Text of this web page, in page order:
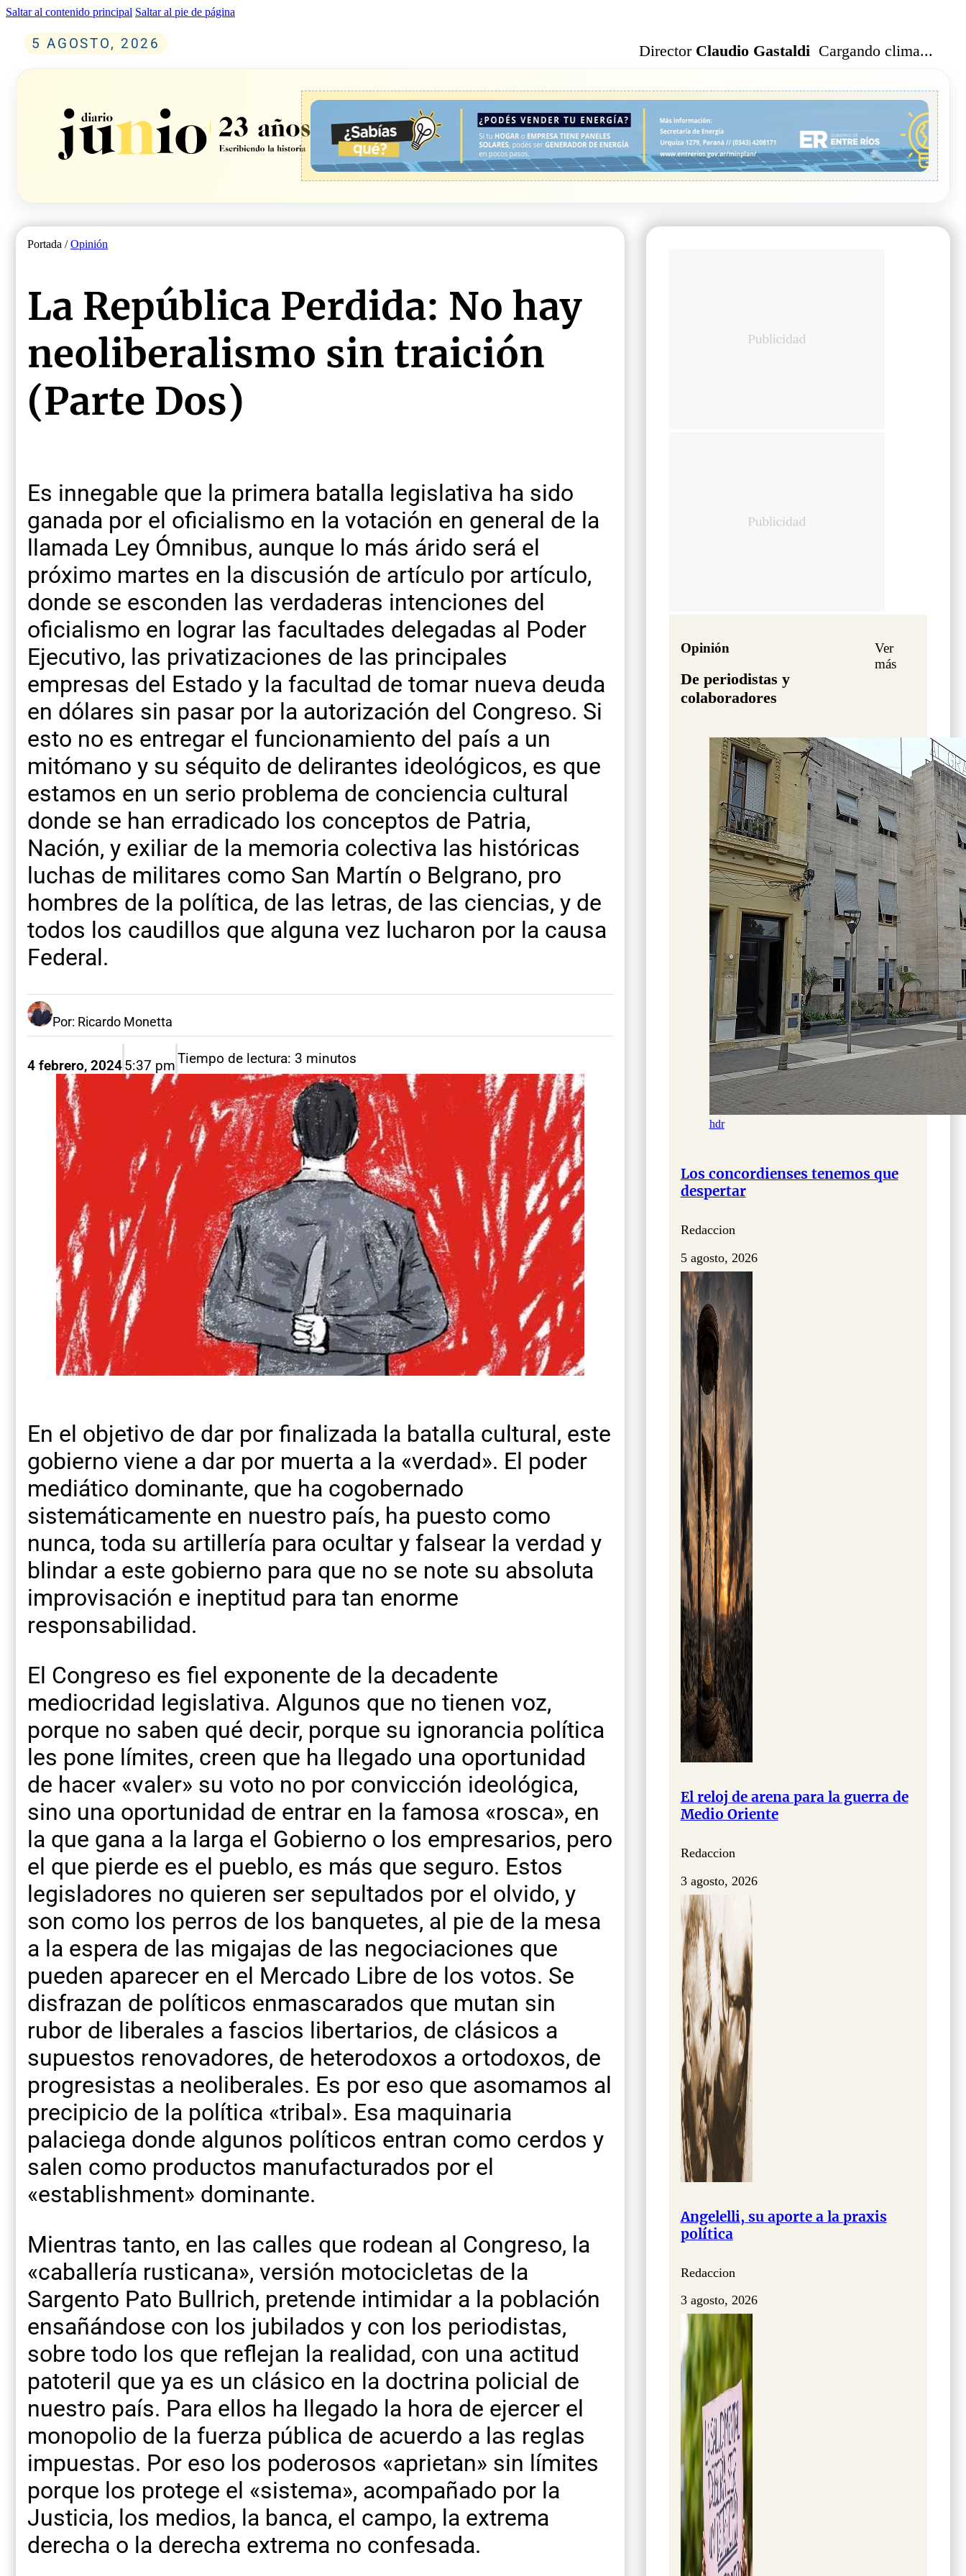
Saltar al contenido principal Saltar al pie de página
5 AGOSTO, 2026 Director Claudio Gastaldi Cargando clima...
Portada /Opinión
La República Perdida: No hay
neoliberalismo sin traición
(Parte Dos)
Es innegable que la primera batalla legislativa ha sido
ganada por el oficialismo en la votación en general de la
llamada Ley Ómnibus, aunque lo más árido será el
próximo martes en la discusión de artículo por artículo,
donde se esconden las verdaderas intenciones del
oficialismo en lograr las facultades delegadas al Poder
Ejecutivo, las privatizaciones de las principales
empresas del Estado y la facultad de tomar nueva deuda
en dólares sin pasar por la autorización del Congreso. Si
esto no es entregar el funcionamiento del país a un
mitómano y su séquito de delirantes ideológicos, es que
estamos en un serio problema de conciencia cultural
donde se han erradicado los conceptos de Patria,
Nación, y exiliar de la memoria colectiva las históricas
luchas de militares como San Martín o Belgrano, pro
hombres de la política, de las letras, de las ciencias, y de
todos los caudillos que alguna vez lucharon por la causa
Federal.
Por: Ricardo Monetta
4 febrero, 20245:37 pmTiempo de lectura: 3 minutos
En el objetivo de dar por finalizada la batalla cultural, este
gobierno viene a dar por muerta a la «verdad». El poder
mediático dominante, que ha cogobernado
sistemáticamente en nuestro país, ha puesto como
nunca, toda su artillería para ocultar y falsear la verdad y
blindar a este gobierno para que no se note su absoluta
improvisación e ineptitud para tan enorme
responsabilidad.
El Congreso es fiel exponente de la decadente
mediocridad legislativa. Algunos que no tienen voz,
porque no saben qué decir, porque su ignorancia política
les pone límites, creen que ha llegado una oportunidad
de hacer «valer» su voto no por convicción ideológica,
sino una oportunidad de entrar en la famosa «rosca», en
la que gana a la larga el Gobierno o los empresarios, pero
el que pierde es el pueblo, es más que seguro. Estos
legisladores no quieren ser sepultados por el olvido, y
son como los perros de los banquetes, al pie de la mesa
a la espera de las migajas de las negociaciones que
pueden aparecer en el Mercado Libre de los votos. Se
disfrazan de políticos enmascarados que mutan sin
rubor de liberales a fascios libertarios, de clásicos a
supuestos renovadores, de heterodoxos a ortodoxos, de
progresistas a neoliberales. Es por eso que asomamos al
precipicio de la política «tribal». Esa maquinaria
palaciega donde algunos políticos entran como cerdos y
salen como productos manufacturados por el
«establishment» dominante.
Mientras tanto, en las calles que rodean al Congreso, la
«caballería rusticana», versión motocicletas de la
Sargento Pato Bullrich, pretende intimidar a la población
ensañándose con los jubilados y con los periodistas,
sobre todo los que reflejan la realidad, con una actitud
patoteril que ya es un clásico en la doctrina policial de
nuestro país. Para ellos ha llegado la hora de ejercer el
monopolio de la fuerza pública de acuerdo a las reglas
impuestas. Por eso los poderosos «aprietan» sin límites
porque los protege el «sistema», acompañado por la
Justicia, los medios, la banca, el campo, la extrema
derecha o la derecha extrema no confesada.
Opinión
De periodistas y
colaboradores
Ver
más
hdr
Los concordienses tenemos que
despertar
Redaccion
5 agosto, 2026
El reloj de arena para la guerra de
Medio Oriente
Redaccion
3 agosto, 2026
Angelelli, su aporte a la praxis
política
Redaccion
3 agosto, 2026